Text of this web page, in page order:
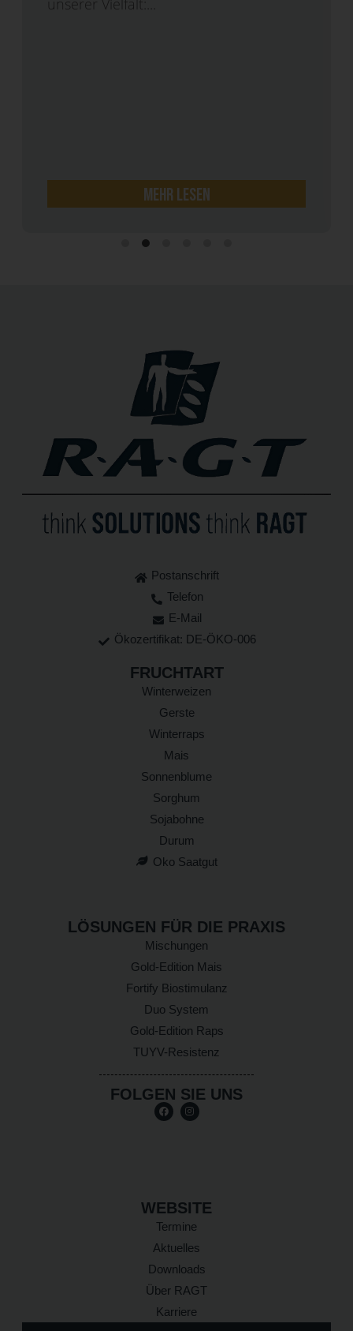
mehr lesen
Postanschrift
Telefon
E-Mail
Ökozertifikat: DE-ÖKO-006
FRUCHTART
Winterweizen
Gerste
Winterraps
Mais
Sonnenblume
Sorghum
Sojabohne
Durum
Oko Saatgut
LÖSUNGEN FÜR DIE PRAXIS
Mischungen
Gold-Edition Mais
Fortify Biostimulanz
Duo System
Gold-Edition Raps
TUYV-Resistenz
FOLGEN SIE UNS
WEBSITE
Termine
Aktuelles
Downloads
Über RAGT
Karriere